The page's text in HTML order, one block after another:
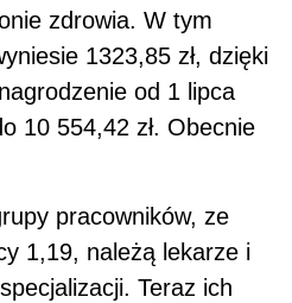
zdrowia. W tym
1323,85 zł, dzięki
od 1 lipca
10 554,42 zł. Obecnie
pracowników, ze
1,19, należą lekarze i
Teraz ich